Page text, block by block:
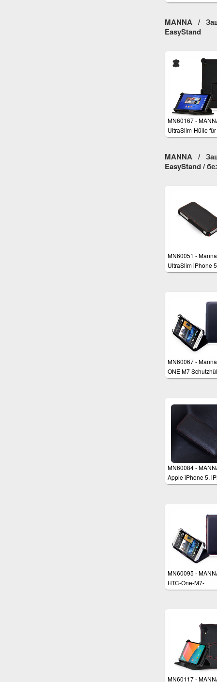
Xperia Z3, Z3+
MANNA /
EasyStand
MN60167 -
UltraSlim-Hülle
Xperia Z3, Z3+
MANNA /
EasyStand /
MN60051 - Manna
UltraSlim iPhone 5
iPhone 5s
MN60067 -
ONE M7
MN60084 -
Apple iPhone 5,
5s Schutzhülle
MN60095 -
HTC-One-M7-
Schutzhülle
MN60117 -